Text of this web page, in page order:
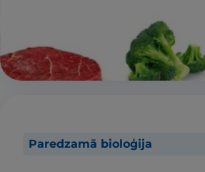
Paredzamā bioloģija